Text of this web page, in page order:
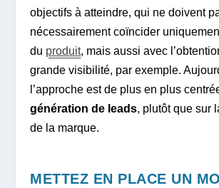
objectifs à atteindre, qui ne doivent
nécessairement coïncider
du produit, mais aussi avec
grande visibilité, par exemple.
l’approche est de plus en plus
génération de leads, plutôt que sur
de la marque.
METTEZ EN PLACE UN